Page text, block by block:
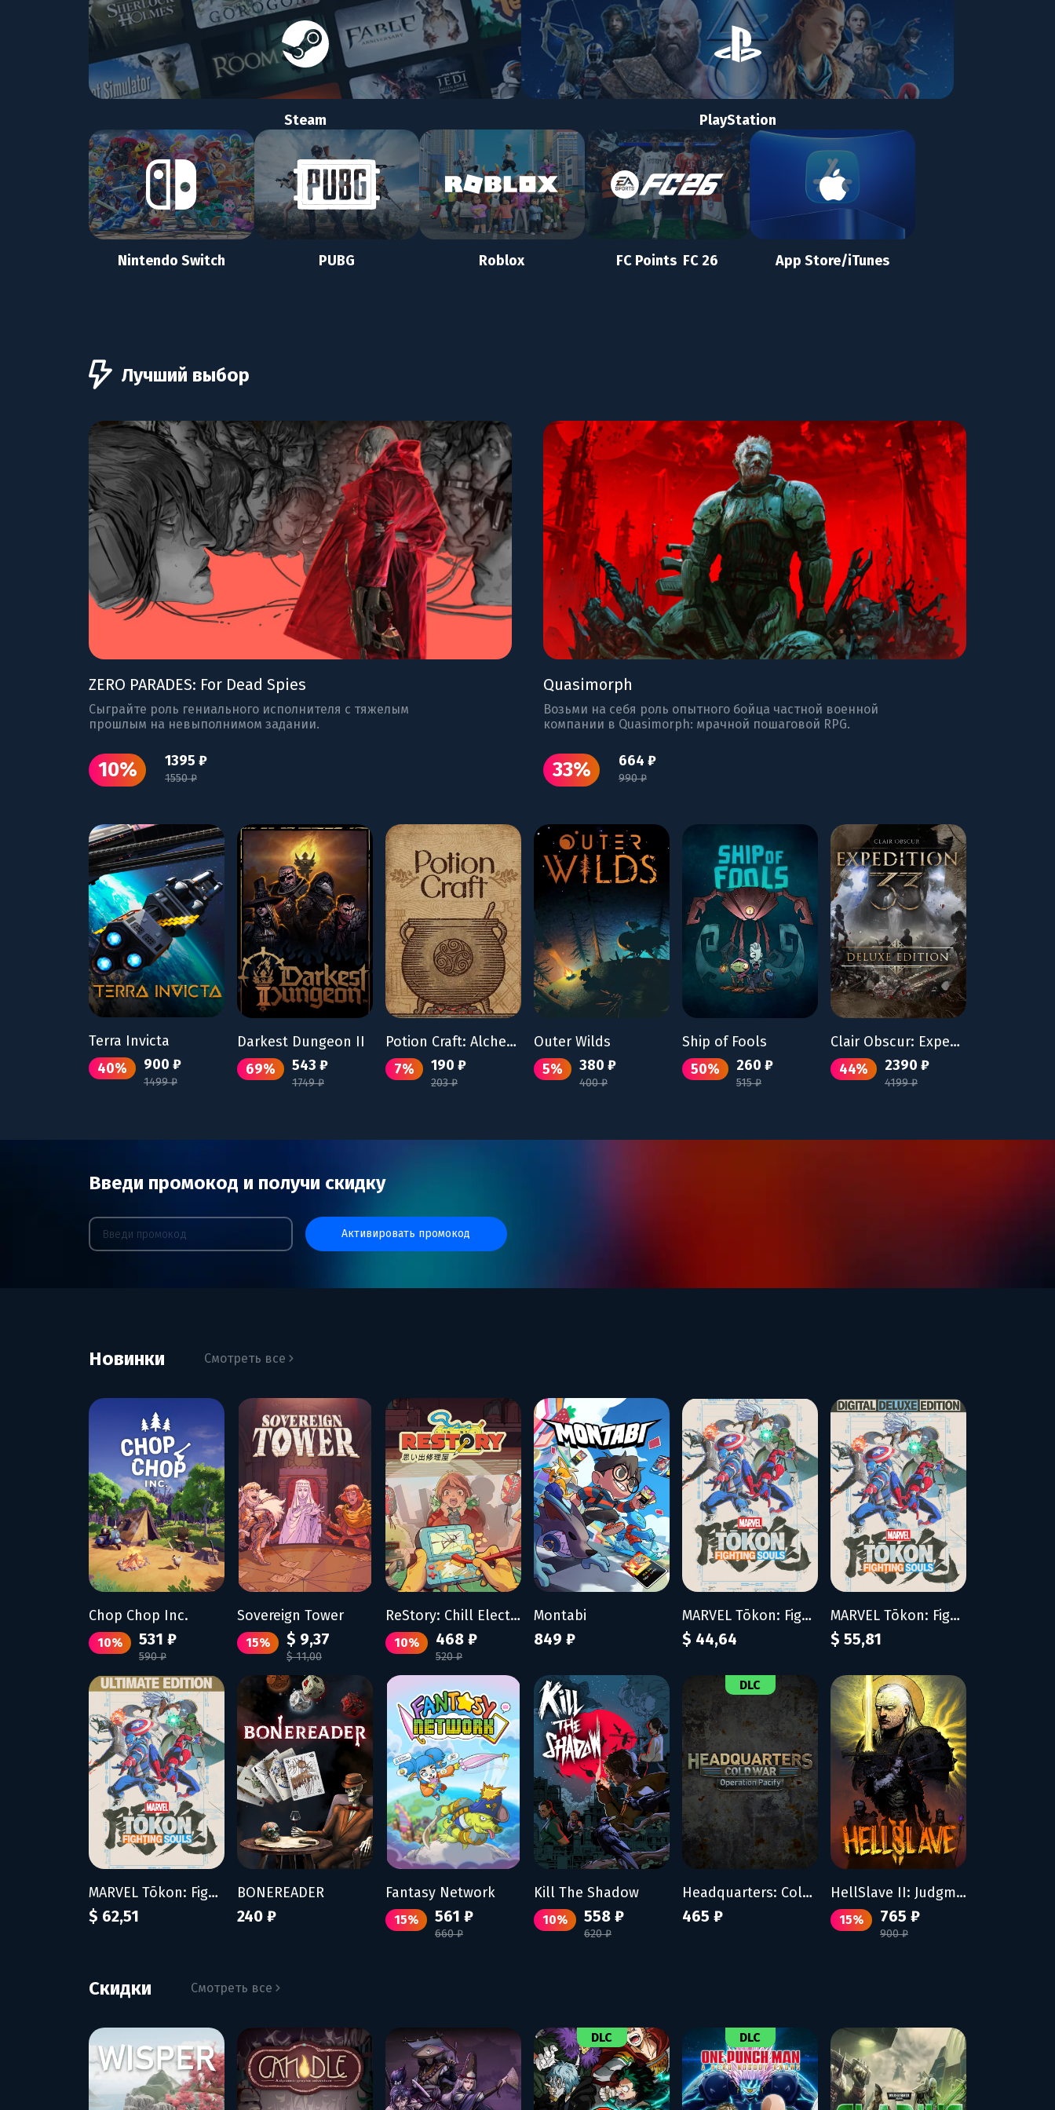
Steam PlayStation
Nintendo Switch PUBG Roblox FC Points FC 26 App Store/iTunes
Лучший выбор
ZERO PARADES: For Dead Spies
Сыграйте роль гениального исполнителя с тяжелым
прошлым на невыполнимом задании.
10% 1395 ₽
1550 ₽
Quasimorph
Возьми на себя роль опытного бойца частной военной
компании в Quasimorph: мрачной пошаговой RPG.
33% 664 ₽
990 ₽
Terra Invicta
40%
900 ₽
1499 ₽
Darkest Dungeon II
69%
543 ₽
1749 ₽
Potion Craft: Alchemist Simulator
7%
190 ₽
203 ₽
Outer Wilds
5%
380 ₽
400 ₽
Ship of Fools
50%
260 ₽
515 ₽
Clair Obscur: Expedition 33 - Deluxe Edition
44%
2390 ₽
4199 ₽
Введи промокод и получи скидку
активировать промокод
Новинки Смотреть все
Chop Chop Inc.
10% 531 ₽
590 ₽
Sovereign Tower
15% $ 9,37
$ 11,00
ReStory: Chill Electronics Repairs
10% 468 ₽
520 ₽
Montabi
849 ₽
MARVEL Tōkon: Fighting Souls
$ 44,64
MARVEL Tōkon: Fighting Souls - Digital Deluxe Edition
$ 55,81
MARVEL Tōkon: Fighting Souls - Ultimate Edition
$ 62,51
BONEREADER
240 ₽
Fantasy Network
15% 561 ₽
660 ₽
Kill The Shadow
10% 558 ₽
620 ₽
DLC
Headquarters: Cold War - Operation Pacify
465 ₽
HellSlave II: Judgment of the Archon
15% 765 ₽
900 ₽
Скидки Смотреть все
DLC DLC